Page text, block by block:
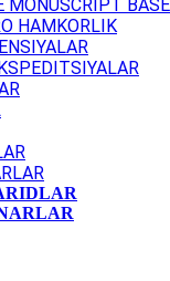
MONUSCRIPT
HAMKORLIK